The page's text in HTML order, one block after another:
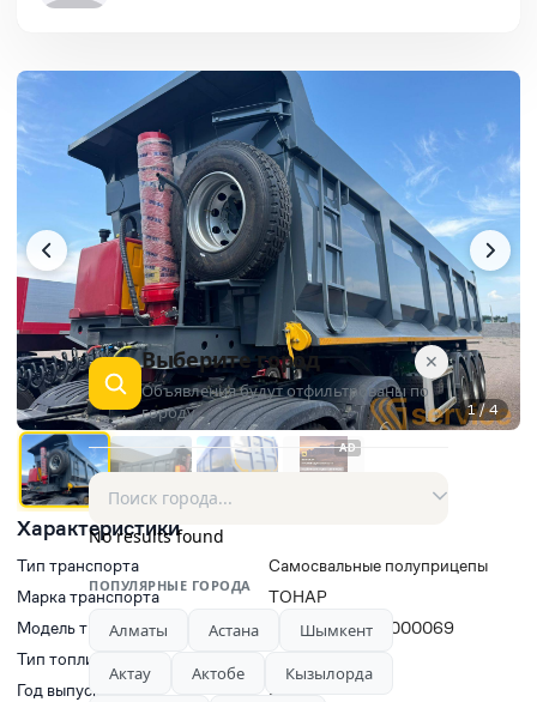
Характеристики
Тип транспорта
Самосвальные полуприцепы
Марка транспорта
ТОНАР
Модель транспорта
Тонар 9746Н-0000069
Тип топлива
Год выпуска
2024
1 / 4
AD
✕
Выберите город
Объявления будут отфильтрованы по
городу
No results found
ПОПУЛЯРНЫЕ ГОРОДА
Алматы Астана
Шымкент
Актау
Актобе
Кызылорда